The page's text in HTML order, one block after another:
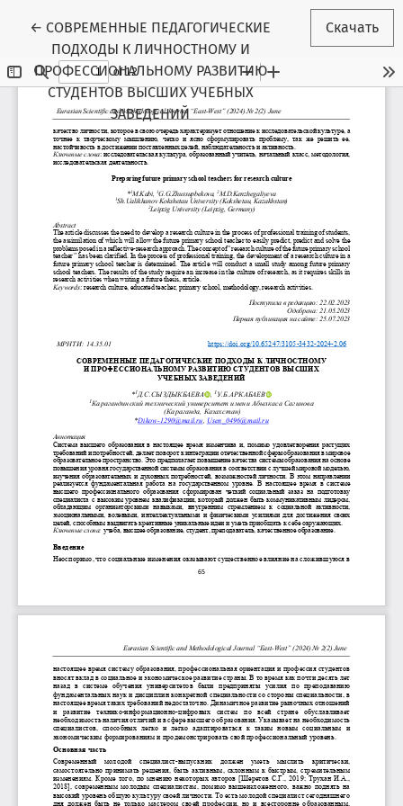
← Вернуться к Подробностям о статье
СОВРЕМЕННЫЕ ПЕДАГОГИЧЕСКИЕ
ПОДХОДЫ К ЛИЧНОСТНОМУ И
ПРОФЕССИОНАЛЬНОМУ РАЗВИТИЮ
СТУДЕНТОВ ВЫСШИХ УЧЕБНЫХ
ЗАВЕДЕНИЙ
Скачать